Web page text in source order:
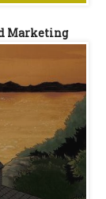
Marketing